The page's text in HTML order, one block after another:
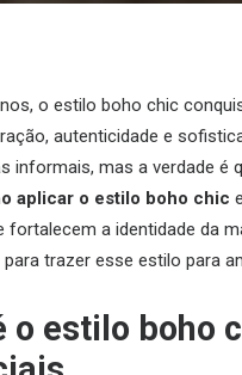
o estilo boho chic
autenticidade e
informais, mas a verdade é
aplicar o estilo boho chic
fortalecem a identidade da
trazer esse estilo para
o estilo boho